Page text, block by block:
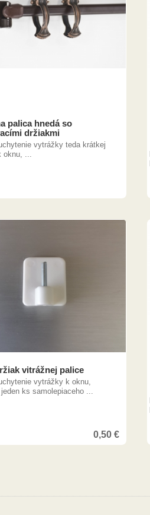
palica hnedá so
držiakmi
vytrážky teda krátkej
oknu, ...
vitrážnej palice
vytrážky k oknu,
ks samolepiaceho ...
0,50€